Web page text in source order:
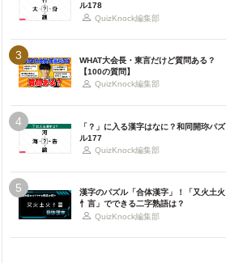
ル178
QuizKnock編集部
3
WHAT大会長・東言だけど質問ある？
【100の質問】
QuizKnock編集部
4
「？」に入る漢字はなに？和同開珎パズ
ル177
QuizKnock編集部
5
漢字のパズル「合体漢字」！「又火土火
忄言」でできる二字熟語は？
QuizKnock編集部